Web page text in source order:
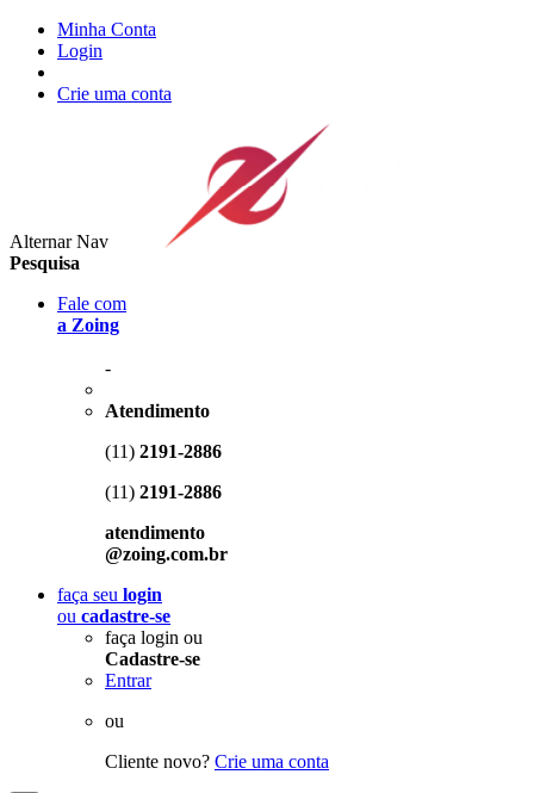
Minha Conta
Login
Crie uma conta
Alternar Nav
Pesquisa
Fale com
a Zoing
-
Atendimento
(11) 2191-2886
(11) 2191-2886
atendimento
@zoing.com.br
faça seu login
ou cadastre-se
faça login ou
Cadastre-se
Entrar
ou
Cliente novo? Crie uma conta